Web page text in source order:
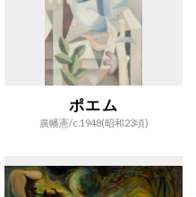
ポエム
廣幡憲/c.1948(昭和23頃)